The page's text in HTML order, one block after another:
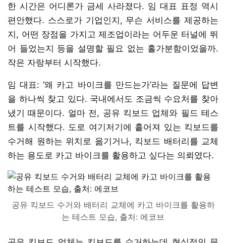
한 시간은 어디론가 금세 사라졌다. 임 대표 표정 역시
편안했다. 스스로가 기업인지, 무슨 서비스를 제공하는
지, 어떤 장점을 가지고 제조업이라는 어두운 터널에 뛰
어 들었는지 등을 설명할 필요 없는 홀가분함이었을까.
작은 자랑부터 시작했다.
임 대표: ‘왜 카고 바이크를 만드는가’라는 질문에 답변
을 하나씩 찾고 있다. 국내에서도 조금씩 수요처를 찾아
냈기 때문이다. 얼마 전, 공유 킥보드 업체와 필드 테스
트를 시작했다. 도로 여기저기에 흩어져 있는 킥보드를
수거해 원하는 위치로 옮기거나, 킥보드 배터리를 교체
하는 용도로 카고 바이크를 활용하고 싶다는 의뢰였다.
공유 킥보드 수거와 배터리 교체에 카고 바이크를 활용하
는 테스트 모습, 출처: 에코브